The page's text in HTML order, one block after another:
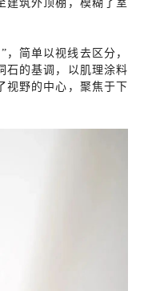
建筑外顶棚，模糊了室
简单以视线去区分，
石的基调，以肌理涂料
视野的中心，聚焦于下